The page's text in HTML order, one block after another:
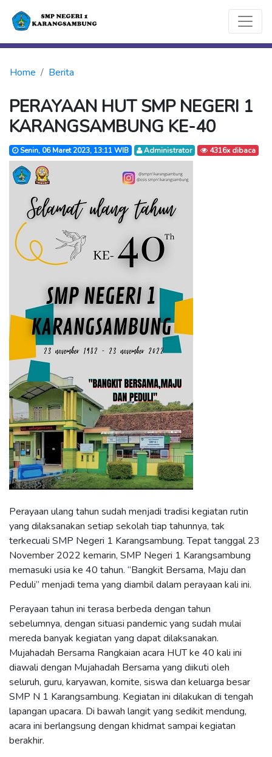
Home Berita
PERAYAAN HUT SMP NEGERI 1
KARANGSAMBUNG KE-40
Senin, 06 Maret 2023, 13:11 WIB Administrator 4316x dibaca
Perayaan ulang tahun sudah menjadi tradisi kegiatan rutin
yang dilaksanakan setiap sekolah tiap tahunnya, tak
terkecuali SMP Negeri 1 Karangsambung. Tepat tanggal 23
November 2022 kemarin, SMP Negeri 1 Karangsambung
memasuki usia ke 40 tahun. “Bangkit Bersama, Maju dan
Peduli” menjadi tema yang diambil dalam perayaan kali ini.
Perayaan tahun ini terasa berbeda dengan tahun
sebelumnya, dengan situasi pandemic yang sudah mulai
mereda banyak kegiatan yang dapat dilaksanakan.
Mujahadah Bersama Rangkaian acara HUT ke 40 kali ini
diawali dengan Mujahadah Bersama yang diikuti oleh
seluruh, guru, karyawan, komite, siswa dan keluarga besar
SMP N 1 Karangsambung. Kegiatan ini dilakukan di tengah
lapangan upacara. Di bawah langit yang sedikit mendung,
acara ini berlangsung dengan khidmat sampai kegiatan
berakhir.